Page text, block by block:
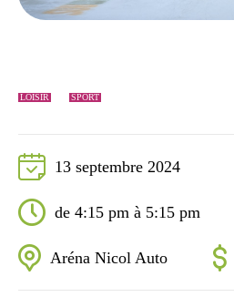
LOISIR SPORT
13 septembre 2024
de 4:15 pm à 5:15 pm
Aréna Nicol Auto